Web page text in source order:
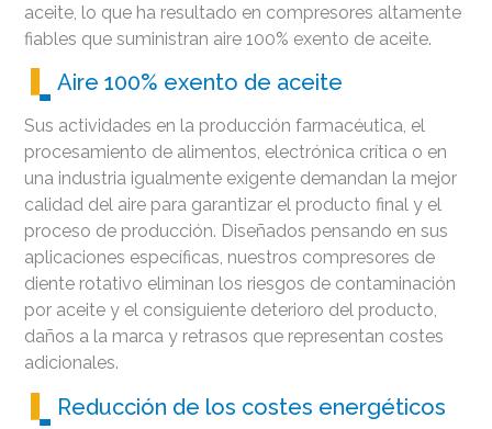
aceite, lo que ha resultado en compresores altamente
fiables que suministran aire 100% exento de aceite.
Aire 100% exento de aceite
Sus actividades en la producción farmacéutica, el
procesamiento de alimentos, electrónica crítica o en
una industria igualmente exigente demandan la mejor
calidad del aire para garantizar el producto final y el
proceso de producción. Diseñados pensando en sus
aplicaciones específicas, nuestros compresores de
diente rotativo eliminan los riesgos de contaminación
por aceite y el consiguiente deterioro del producto,
daños a la marca y retrasos que representan costes
adicionales.
Reducción de los costes energéticos